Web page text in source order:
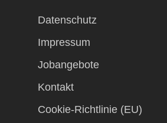
Datenschutz
Impressum
Jobangebote
Kontakt
Cookie-Richtlinie (EU)